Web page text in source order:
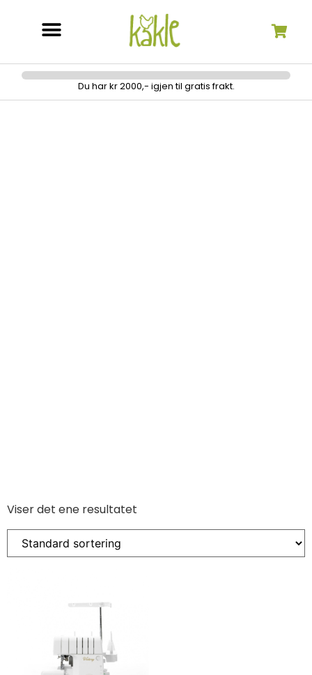
Du har kr 2000,- igjen til gratis frakt.
Viser det ene resultatet